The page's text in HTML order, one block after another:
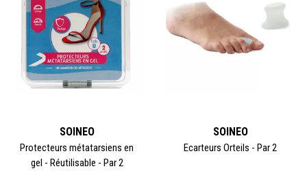
SOINEO
Protecteurs métatarsiens en
gel - Réutilisable - Par 2
SOINEO
Ecarteurs Orteils - Par 2